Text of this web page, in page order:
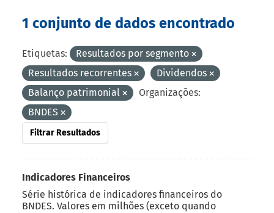
1 conjunto de dados encontrado
Etiquetas:
Resultados por segmento
Resultados recorrentes
Dividendos
Balanço patrimonial
Organizações:
BNDES
Filtrar Resultados
Indicadores Financeiros
Série histórica de indicadores financeiros do
BNDES. Valores em milhões (exceto quando